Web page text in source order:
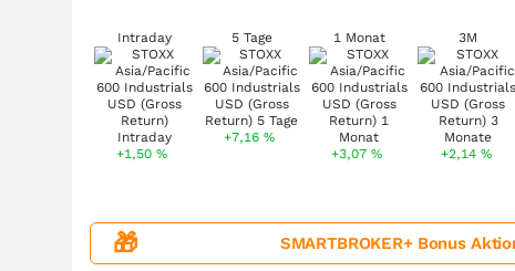
Intraday
+1,50%
5 Tage
+7,16%
1 Monat
+3,07%
3M
+2,14 %
🎁 SMARTBROKER+ Bonus